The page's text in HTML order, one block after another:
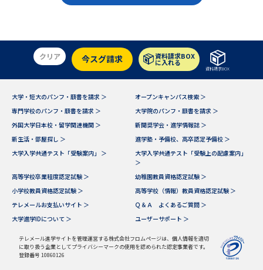
学問の教科書 夢ナビライブ
ユーザーサポート
Ｑ＆Ａ よくあるご質問 大学進学IDについて
資料の料金の
お支払いについて
受付内容・発送状況の確認
お支払いサイト
個人情報取扱規定
特定商取引表記
訂正のご案内
クリア 今スグ請求 資料請求BOX
に入れる
資料請求BOX
大学・短大のパンフ・願書を請求 ＞
オープンキャンパス検索 ＞
専門学校のパンフ・願書を請求 ＞
大学院のパンフ・願書を請求 ＞
外国大学日本校・留学関連機関 ＞
新聞奨学会・進学情報誌 ＞
新生活・部屋探し ＞
進学塾・予備校、高卒認定予備校 ＞
大学入学共通テスト「受験案内」 ＞
大学入学共通テスト「受験上の配慮案内」
＞
高等学校卒業程度認定試験 ＞
幼稚園教員資格認定試験 ＞
小学校教員資格認定試験 ＞
高等学校（情報）教員資格認定試験 ＞
テレメールお支払いサイト ＞
Ｑ＆Ａ よくあるご質問 ＞
大学進学IDについて ＞
ユーザーサポート ＞
テレメール進学サイトを管理運営する株式会社フロムページは、個人情報を適切
に取り扱う企業としてプライバシーマークの使用を認められた認定事業者です。
登録番号 10860126